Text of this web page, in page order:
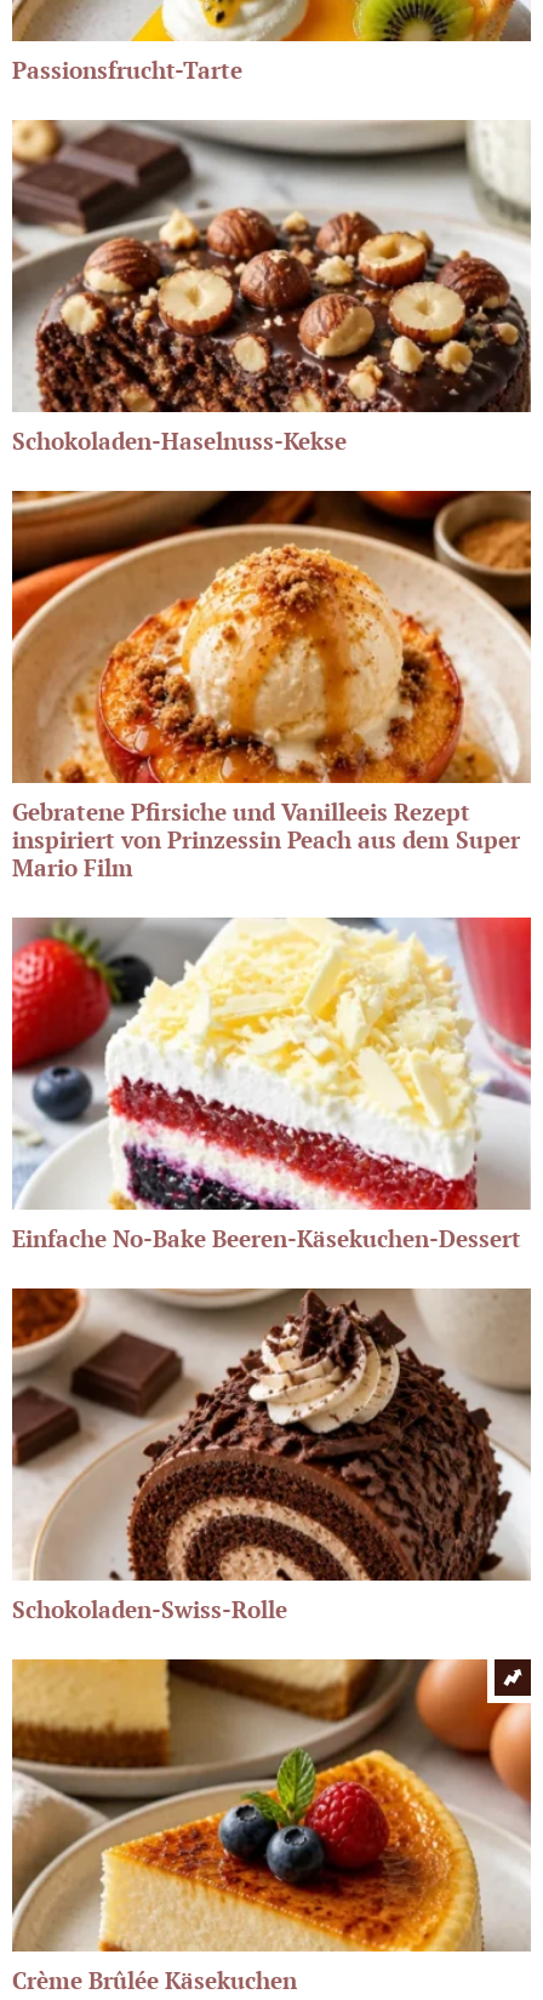
Passionsfrucht-Tarte
Schokoladen-Haselnuss-Kekse
Gebratene Pfirsiche und Vanilleeis Rezept
inspiriert von Prinzessin Peach aus dem Super
Mario Film
Einfache No-Bake Beeren-Käsekuchen-Dessert
Schokoladen-Swiss-Rolle
Crème Brûlée Käsekuchen